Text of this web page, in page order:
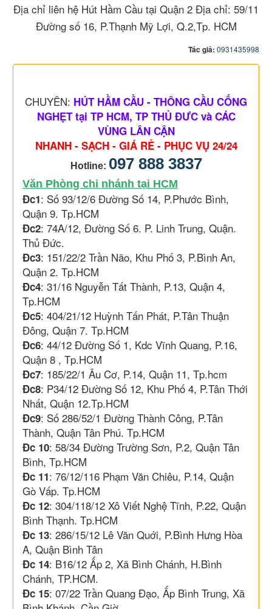
Địa chỉ liên hệ Hút Hầm Cầu tại Quận 2 Địa chỉ: 59/11
Đường số 16, P.Thạnh Mỹ Lợi, Q.2,Tp. HCM
Tác giả: 0931435998
CHUYÊN: HÚT HẦM CẦU - THÔNG CẦU CỐNG
NGHẸT tại TP HCM, TP THỦ ĐƯC và CÁC
VÙNG LÂN CẬN
NHANH - SẠCH - GIÁ RẺ - PHỤC VỤ 24/24
Hotline: 097 888 3837
Văn Phòng chi nhánh tại HCM
Đc1: Số 93/12/6 Đường Số 14, P.Phước Bình,
Quận 9. Tp.HCM
Đc2: 74A/12, Đường Số 6. P. Linh Trung, Quận.
Thủ Đức.
Đc3: 151/22/2 Trần Não, Khu Phố 3, P.Bình An,
Quận 2. Tp.HCM
Đc4: 31/16 Nguyễn Tất Thành, P.13, Quận 4,
Tp.HCM
Đc5: 404/21/12 Huỳnh Tấn Phát, P.Tân Thuận
Đông, Quận 7. Tp.HCM
Đc6: 44/12 Đường Số 1, Kdc Vĩnh Quang, P.16,
Quận 8 , Tp.HCM
Đc7: 185/22/1 Âu Cơ, P.14, Quận 11, Tp.hcm
Đc8: P34/12 Đường Số 12, Khu Phố 4, P.Tân Thới
Nhất, Quận 12.Tp.HCM
Đc9: Số 286/52/1 Đường Thành Công, P.Tân
Thành, Quận Tân Phú. Tp.HCM
Đc 10: 58/34 Đường Trường Sơn, P.2, Quận Tân
Bình, Tp.HCM
Đc 11: 76/12/116 Phạm Văn Chiêu, P.14, Quận
Gò Vấp. Tp.HCM
Đc 12: 304/118/12 Xô Viết Nghệ Tĩnh, P.22, Quận
Bình Thạnh. Tp.HCM
Đc 13: 286/15/12 Lê Văn Quới, P.Bình Hưng Hòa
A, Quận Bình Tân
Đc 14: B16/12 Ấp 2, Xã Bình Chánh, H.Bình
Chánh, TP.HCM.
Đc 15: 07/22 Trần Quang Đạo, Ấp Bình Trung, Xã